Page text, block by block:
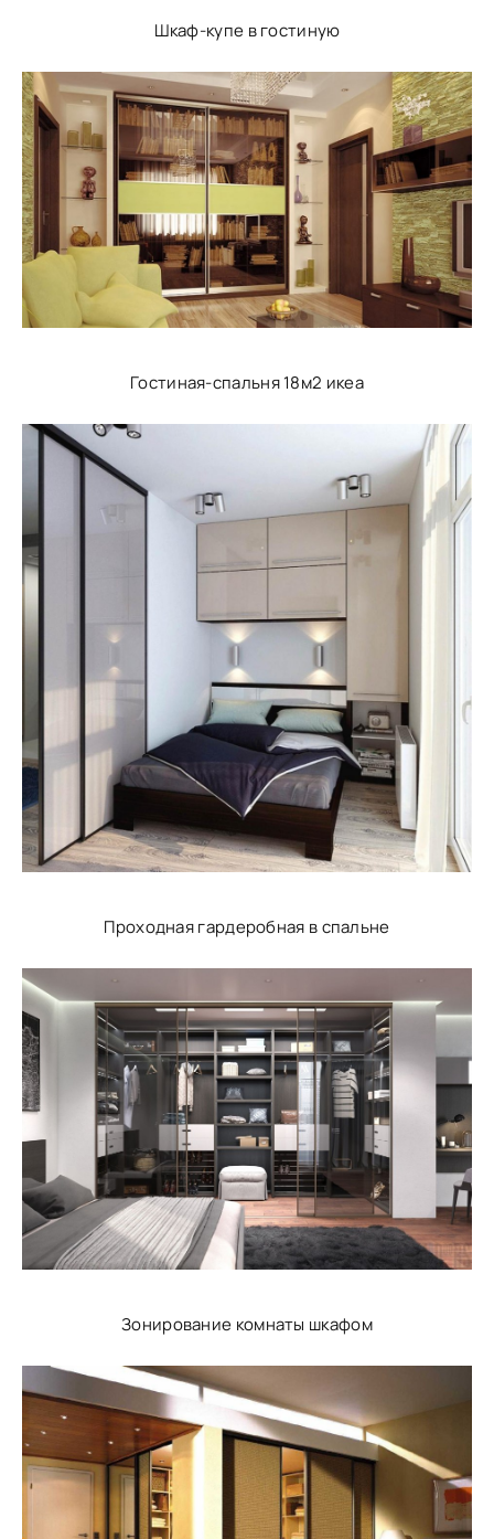
Шкаф-купе в гостиную
Гостиная-спальня 18м2 икеа
Проходная гардеробная в спальне
Зонирование комнаты шкафом